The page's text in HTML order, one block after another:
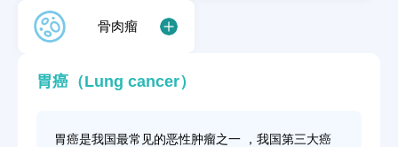
骨肉瘤
胃癌（Lung cancer）
胃癌是我国最常见的恶性肿瘤之一 ，我国第三大癌